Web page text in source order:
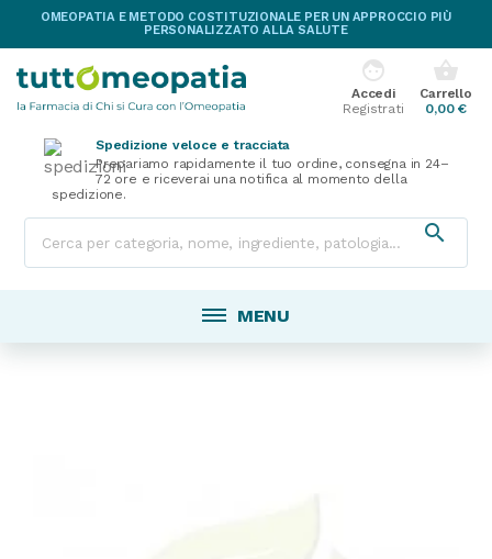
OMEOPATIA E METODO COSTITUZIONALE PER UN APPROCCIO PIÙ
PERSONALIZZATO ALLA SALUTE
shopping_basket
Carrello
0,00 €
face
Accedi
Registrati
Spedizione veloce e tracciata
Prepariamo rapidamente il tuo ordine, consegna in 24–
72 ore e riceverai una notifica al momento della
spedizione.

MENU